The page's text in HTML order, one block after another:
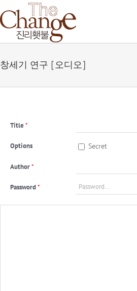
창세기 연구 [오디오]
Title *
Options Secret
Author*
Password*